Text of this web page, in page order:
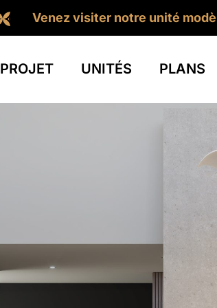
Venez visiter notre unité
PROJET UNITÉS PLANS